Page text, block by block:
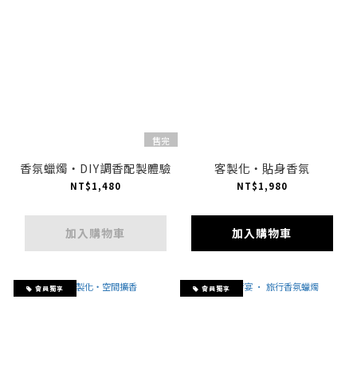
售完
香氛蠟燭・DIY調香配製體驗
NT$1,480
加入購物車
客製化・貼身香氛
NT$1,980
加入購物車
會員獨享 會員獨享